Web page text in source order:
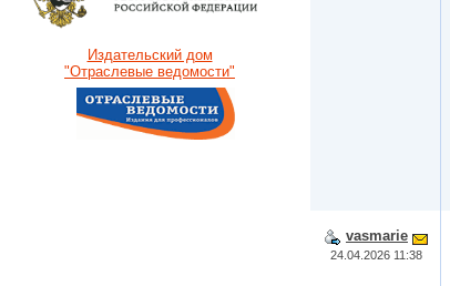
Издательский дом
"Отраслевые ведомости"
vasmarie
24.04.2026 11:38